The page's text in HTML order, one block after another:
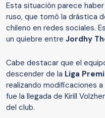
Esta situación parece
ruso, que tomó la drástica
chileno en redes sociales.
un quiebre entre Jordhy
Cabe destacar que el
descender de la Liga
realizando modificaciones
fue la llegada de Kirill
del club.